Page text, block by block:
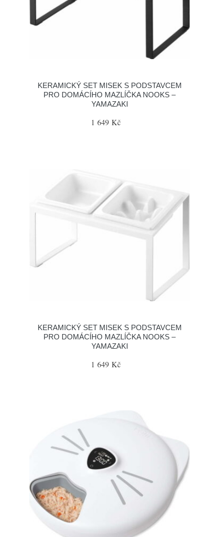
KERAMICKÝ SET MISEK S PODSTAVCEM
PRO DOMÁCÍHO MAZLÍČKA NOOKS –
YAMAZAKI
1 649 Kč
KERAMICKÝ SET MISEK S PODSTAVCEM
PRO DOMÁCÍHO MAZLÍČKA NOOKS –
YAMAZAKI
1 649 Kč